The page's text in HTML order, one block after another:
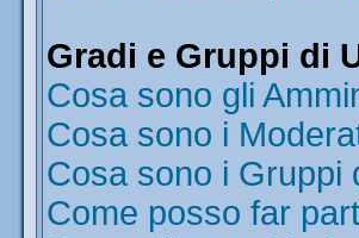
Gradi e Gruppi di
Cosa sono gli
Cosa sono i
Cosa sono i Gruppi
Come posso far